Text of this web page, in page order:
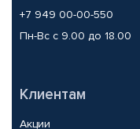
+7 949 00-00-550
Пн-Вс с 9.00 до 18.00
Клиентам
Акции